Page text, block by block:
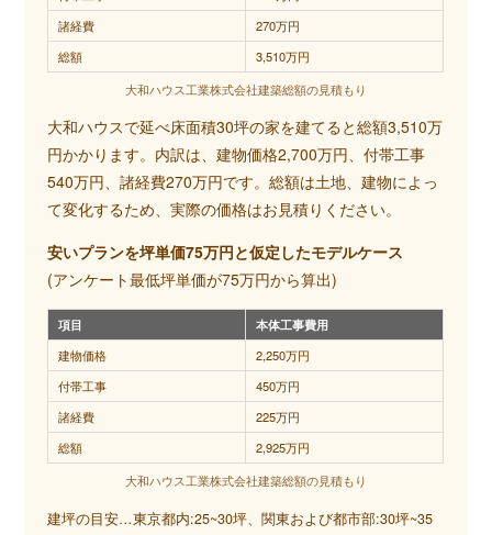
諸経費
270万円
総額
3,510万円
大和ハウス工業株式会社建築総額の見積もり
大和ハウスで延べ床面積30坪の家を建てると総額3,510万
円かかります。内訳は、建物価格2,700万円、付帯工事
540万円、諸経費270万円です。総額は土地、建物によっ
て変化するため、実際の価格はお見積りください。
安いプランを坪単価75万円と仮定したモデルケース
(アンケート最低坪単価が75万円から算出)
項目
本体工事費用
建物価格
2,250万円
付帯工事
450万円
諸経費
225万円
総額
2,925万円
大和ハウス工業株式会社建築総額の見積もり
建坪の目安…東京都内:25~30坪、関東および都市部:30坪~35